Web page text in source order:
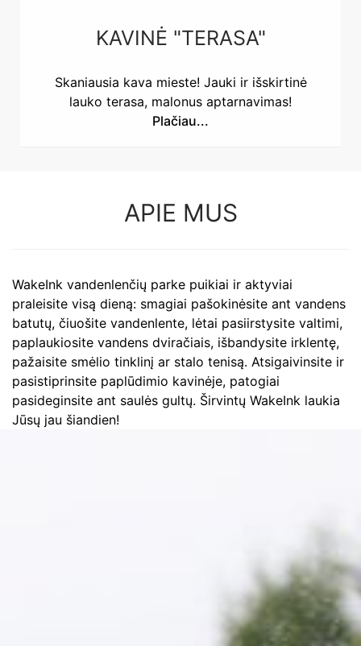
KAVINĖ "TERASA"
Skaniausia kava mieste! Jauki ir išskirtinė
lauko terasa, malonus aptarnavimas!
Plačiau...
APIE MUS
WakeInk vandenlenčių parke puikiai ir aktyviai
praleisite visą dieną: smagiai pašokinėsite ant vandens
batutų, čiuošite vandenlente, lėtai pasiirstysite valtimi,
paplaukiosite vandens dviračiais, išbandysite irklentę,
pažaisite smėlio tinklinį ar stalo tenisą. Atsigaivinsite ir
pasistiprinsite paplūdimio kavinėje, patogiai
pasideginsite ant saulės gultų. Širvintų WakeInk laukia
Jūsų jau šiandien!